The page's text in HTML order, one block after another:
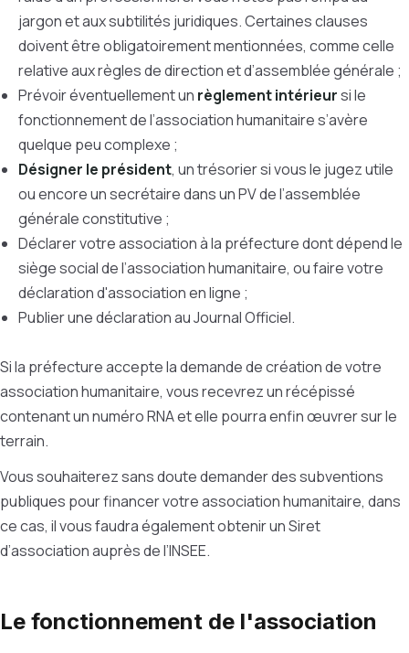
jargon et aux subtilités juridiques. Certaines clauses
doivent être obligatoirement mentionnées, comme celle
relative aux règles de direction et d’assemblée générale ;
Prévoir éventuellement un règlement intérieursi le
fonctionnement de l’association humanitaire s’avère
quelque peu complexe ;
Désigner le président, un trésorier si vous le jugez utile
ou encore un secrétaire dans un PV de l’assemblée
générale constitutive ;
Déclarer votre association à la préfecture dont dépend le
siège social de l’association humanitaire, ou faire votre
déclaration d'association en ligne ;
Publier une déclaration au Journal Officiel.
Si la préfecture accepte la demande de création de votre
association humanitaire, vous recevrez un récépissé
contenant un numéro RNA et elle pourra enfin œuvrer sur le
terrain.
Vous souhaiterez sans doute demander des subventions
publiques pour financer votre association humanitaire, dans
ce cas, il vous faudra également obtenir un Siret
d’association auprès de l’INSEE.
Le fonctionnement de l'association